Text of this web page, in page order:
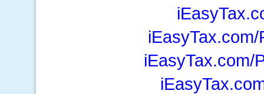
iEasyTax.com/